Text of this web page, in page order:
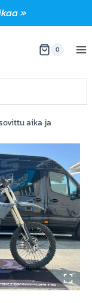
»
0
aika ja